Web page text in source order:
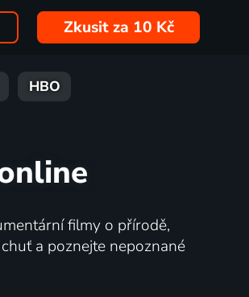
Zkusit za 10 Kč
HBO
filmy o přírodě,
a poznejte nepoznané